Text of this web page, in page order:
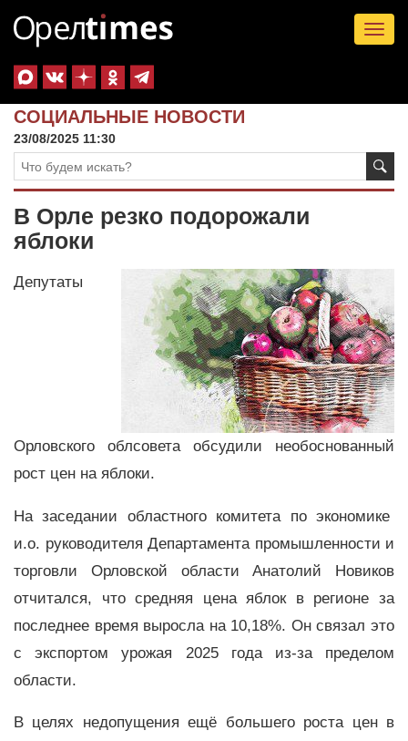
СОЦИАЛЬНЫЕ НОВОСТИ
23/08/2025 11:30
В Орле резко подорожали
яблоки
Депутаты
Орловского облсовета обсудили необоснованный
рост цен на яблоки.
На заседании областного комитета по экономике
и.о. руководителя Департамента промышленности и
торговли Орловской области Анатолий Новиков
отчитался, что средняя цена яблок в регионе за
последнее время выросла на 10,18%. Он связал это
с экспортом урожая 2025 года из-за пределом
области.
В целях недопущения ещё большего роста цен в